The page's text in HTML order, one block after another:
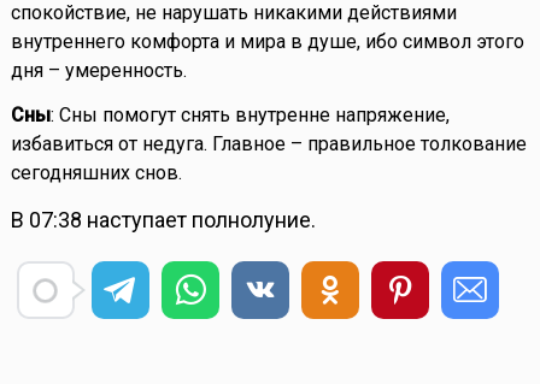
спокойствие, не нарушать никакими действиями
внутреннего комфорта и мира в душе, ибо символ этого
дня – умеренность.
Сны: Сны помогут снять внутренне напряжение,
избавиться от недуга. Главное – правильное толкование
сегодняшних снов.
В 07:38 наступает полнолуние.